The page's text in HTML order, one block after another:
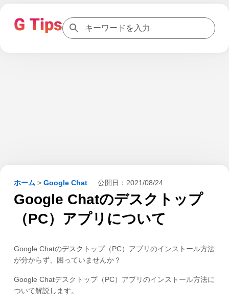
ホーム > Google Chat 公開日： 2021/08/24
Google Chatのデスクトップ
（PC）アプリについて
Google Chatのデスクトップ（PC）アプリのインストール方法
が分からず、困っていませんか？
Google Chatデスクトップ（PC）アプリのインストール方法に
ついて解説します。